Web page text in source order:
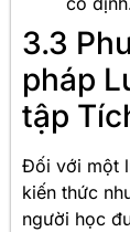
3.3
pháp
tập
Đối với một
kiến thức
người học